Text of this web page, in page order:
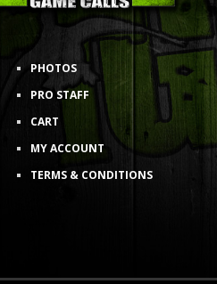
PHOTOS
PRO STAFF
CART
MY ACCOUNT
TERMS & CONDITIONS